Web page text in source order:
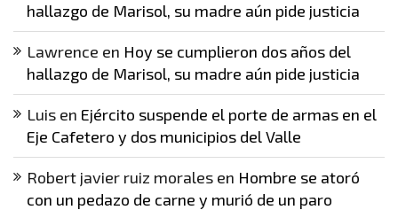
hallazgo de Marisol, su madre aún pide justicia
Lawrence en Hoy se cumplieron dos años del
hallazgo de Marisol, su madre aún pide justicia
Luis en Ejército suspende el porte de armas en el
Eje Cafetero y dos municipios del Valle
Robert javier ruiz morales en Hombre se atoró
con un pedazo de carne y murió de un paro